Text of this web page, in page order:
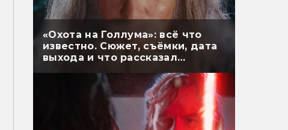
«Охота на Голлума»: всё что
известно. Сюжет, съёмки, дата
выхода и что рассказал